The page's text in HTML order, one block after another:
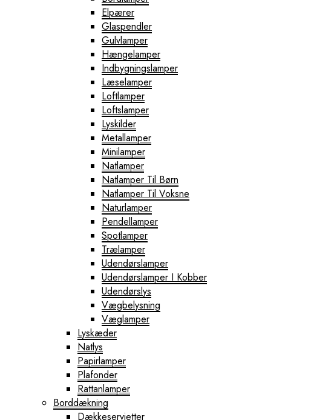
Elpærer
Glaspendler
Gulvlamper
Hængelamper
Indbygningslamper
Læselamper
Loftlamper
Loftslamper
Lyskilder
Metallamper
Minilamper
Natlamper
Natlamper Til Børn
Natlamper Til Voksne
Naturlamper
Pendellamper
Spotlamper
Trælamper
Udendørslamper
Udendørslamper I Kobber
Udendørslys
Vægbelysning
Væglamper
Lyskæder
Natlys
Papirlamper
Plafonder
Rattanlamper
Borddækning
Dækkeservietter